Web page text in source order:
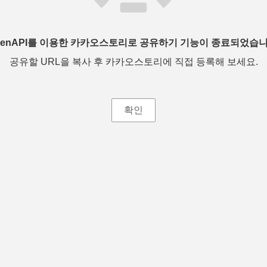
를 이용한 카카오스토리로 공유하기 기능이 종료되었습
공유할 URL을 복사 후 카카오스토리에 직접 등록해 보세요.
확인